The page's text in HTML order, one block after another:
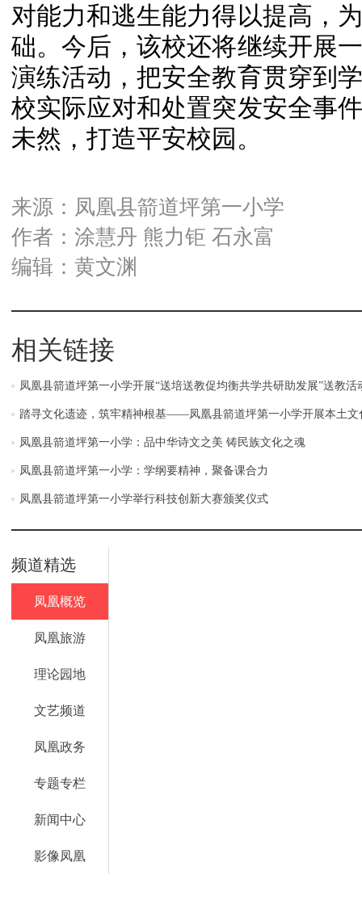
对能力和逃生能力得以提高，
础。今后，该校还将继续开展
演练活动，把安全教育贯穿到
校实际应对和处置突发安全事
未然，打造平安校园。
来源：凤凰县箭道坪第一小学
作者：涂慧丹 熊力钜 石永富
编辑：黄文渊
相关链接
凤凰县箭道坪第一小学开展“送培送教促均衡共学共研助发展”送教活
踏寻文化遗迹，筑牢精神根基——凤凰县箭道坪第一小学开展本土文
凤凰县箭道坪第一小学：品中华诗文之美 铸民族文化之魂
凤凰县箭道坪第一小学：学纲要精神，聚备课合力
凤凰县箭道坪第一小学举行科技创新大赛颁奖仪式
频道精选
凤凰概览
凤凰旅游
理论园地
文艺频道
凤凰政务
专题专栏
新闻中心
影像凤凰